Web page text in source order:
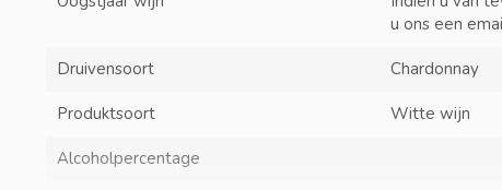
u ons een
Druivensoort Chardonnay
Produktsoort Witte wijn
Alcoholpercentage